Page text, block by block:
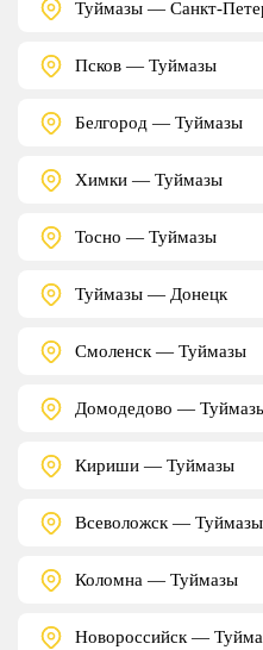
Туймазы — Санкт-
Псков — Туймазы
Белгород — Туймазы
Химки — Туймазы
Тосно — Туймазы
Туймазы — Донецк
Смоленск — Туймазы
Домодедово —
Кириши — Туймазы
Всеволожск — Туймазы
Коломна — Туймазы
Новороссийск —